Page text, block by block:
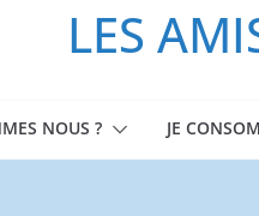
LES
NOUS ? JE